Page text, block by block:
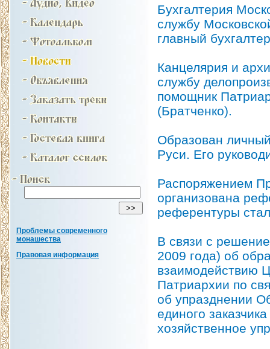
Проблемы современного
монашества
Правовая информация
Бухгалтерия
службу
главный
Канцелярия и
службу
помощник
(Братченко).
Образован
Руси. Его
Распоряжением
организована
референтуры
В связи с
2009 года) об
взаимодействию
Патриархии по
об упразднении
единого
хозяйственное